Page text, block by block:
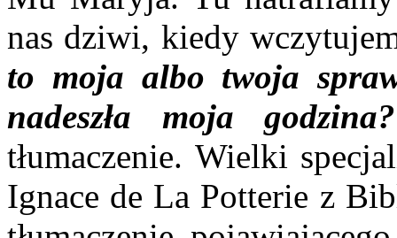
nas dziwi, kiedy
to moja albo twoja
nadeszła moja
tłumaczenie. Wielki
Ignace de La Potterie z